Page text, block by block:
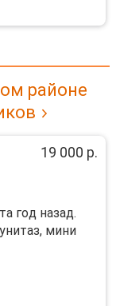
районе
19 000 р.
гoд назaд.
мини